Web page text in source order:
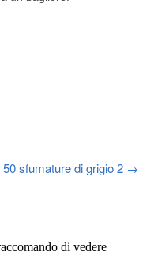
sfumature di grigio 2 →